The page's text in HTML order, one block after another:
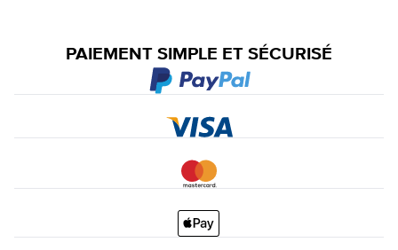
PAIEMENT SIMPLE ET SÉCURISÉ